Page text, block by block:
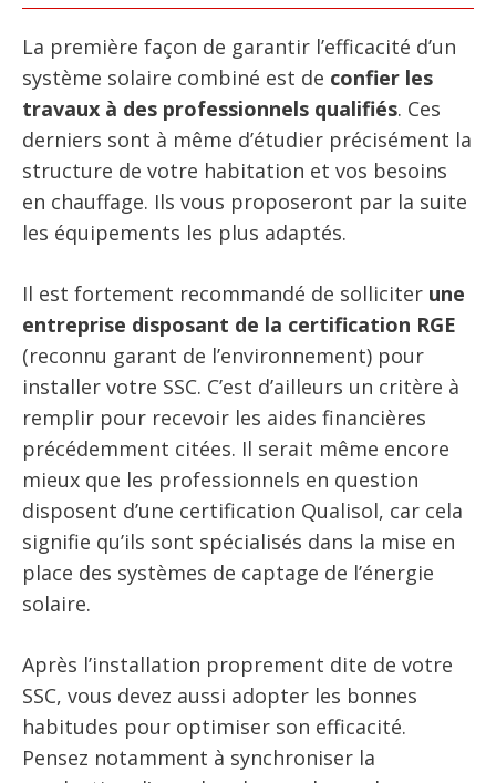
La première façon de garantir l’efficacité d’un
système solaire combiné est de confier les
travaux à des professionnels qualifiés. Ces
derniers sont à même d’étudier précisément la
structure de votre habitation et vos besoins
en chauffage. Ils vous proposeront par la suite
les équipements les plus adaptés.
Il est fortement recommandé de solliciter une
entreprise disposant de la certification RGE
(reconnu garant de l’environnement) pour
installer votre SSC. C’est d’ailleurs un critère à
remplir pour recevoir les aides financières
précédemment citées. Il serait même encore
mieux que les professionnels en question
disposent d’une certification Qualisol, car cela
signifie qu’ils sont spécialisés dans la mise en
place des systèmes de captage de l’énergie
solaire.
Après l’installation proprement dite de votre
SSC, vous devez aussi adopter les bonnes
habitudes pour optimiser son efficacité.
Pensez notamment à synchroniser la